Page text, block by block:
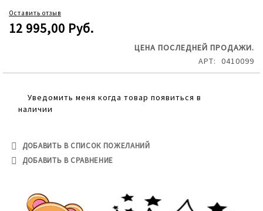
Оставить отзыв
12 995,00 Руб.
ЦЕНА ПОСЛЕДНЕЙ ПРОДАЖИ.
АРТ
0410099
Уведомить меня когда товар появиться в
наличии
ДОБАВИТЬ В СПИСОК ПОЖЕЛАНИЙ
ДОБАВИТЬ В СРАВНЕНИЕ
gallery
images
gallery